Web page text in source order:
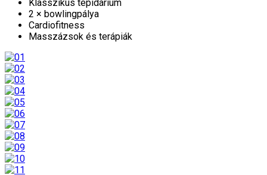
Klasszikus tepidárium
2 × bowlingpálya
Cardiofitness
Masszázsok és terápiák